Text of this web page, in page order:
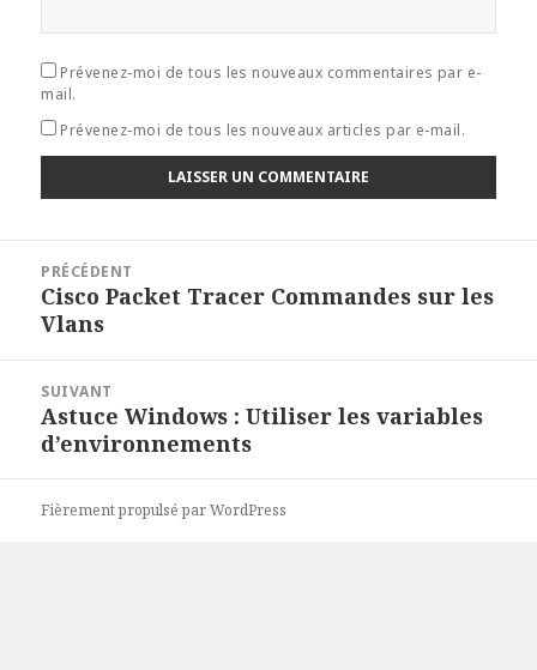
Prévenez-moi de tous les nouveaux commentaires par e-
mail.
Prévenez-moi de tous les nouveaux articles par e-mail.
l’article
PRÉCÉDENT
Article
précédent :
Cisco Packet Tracer Commandes sur les
Vlans
SUIVANT
Article
suivant :
Astuce Windows : Utiliser les variables
d’environnements
Fièrement propulsé par WordPress